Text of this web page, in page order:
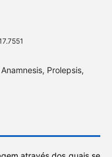
Prolepsis,